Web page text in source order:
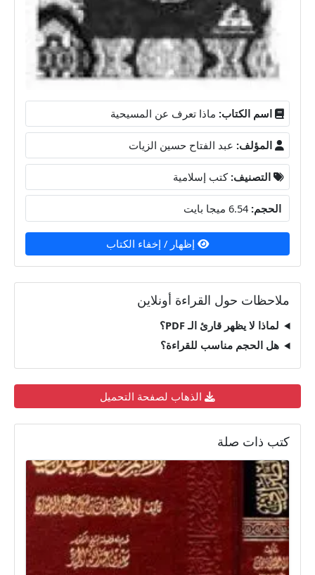
اسم الكتاب: ماذا تعرف عن المسيحية
المؤلف: عبد الفتاح حسين الزيات
التصنيف: كتب إسلامية
الحجم:
إظهار / إخفاء الكتاب
ملاحظات حول القراءة أونلاين
لماذا لا يظهر قارئ الـ PDF؟
هل الحجم مناسب للقراءة؟
الذهاب لصفحة التحميل
كتب ذات صلة